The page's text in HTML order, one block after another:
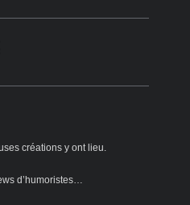
créations y ont lieu.
d’humoristes…